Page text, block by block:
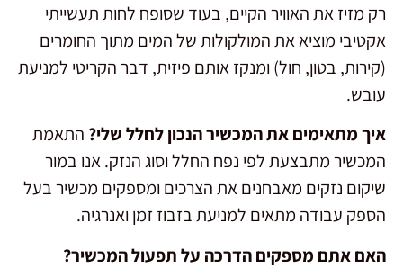
רק מזיז את האוויר הקיים, בעוד שסופח לחות תעשייתי
אקטיבי מוציא את המולקולות של המים מתוך החומרים
(קירות, בטון, חול) ומנקז אותם פיזית, דבר הקריטי למניעת
עובש.
איך מתאימים את המכשיר הנכון לחלל שלי? התאמת
המכשיר מתבצעת לפי נפח החלל וסוג הנזק. אנו במור
שיקום נזקים מאבחנים את הצרכים ומספקים מכשיר בעל
הספק עבודה מתאים למניעת בזבוז זמן ואנרגיה.
האם אתם מספקים הדרכה על תפעול המכשיר?